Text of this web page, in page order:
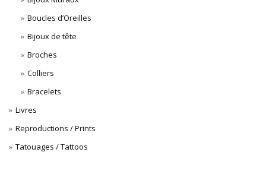
Boucles d’Oreilles
Bijoux de tête
Broches
Colliers
Bracelets
Livres
Reproductions / Prints
Tatouages / Tattoos